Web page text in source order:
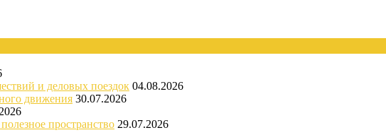
и деловых поездок 04.08.2026
движения 30.07.2026
пространство 29.07.2026